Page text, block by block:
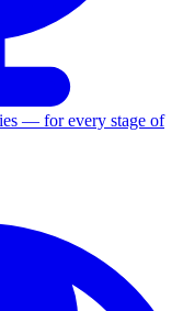
— for every stage of